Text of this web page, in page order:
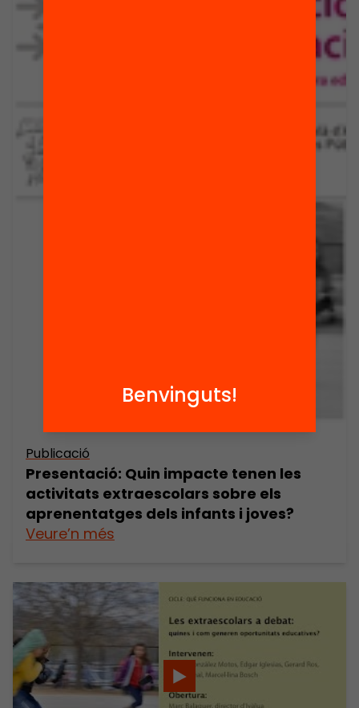
Publicació
Presentació: Quin impacte tenen les
activitats extraescolars sobre els
aprenentatges dels infants i joves?
Veure’n més
Benvinguts!